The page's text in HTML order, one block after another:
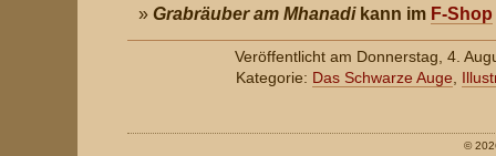
Grabräuber am Mhanadikann im F-Shop
Veröffentlicht am Donnerstag, 4.
Kategorie: Das Schwarze Auge
©